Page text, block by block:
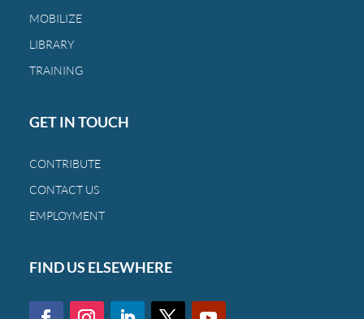
MOBILIZE
LIBRARY
TRAINING
GET IN TOUCH
CONTRIBUTE
CONTACT US
EMPLOYMENT
FIND US ELSEWHERE